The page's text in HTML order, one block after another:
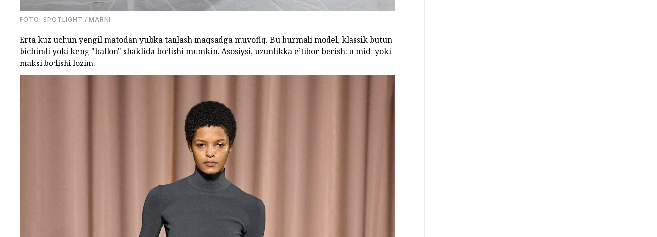
FOTO: SPOTLIGHT / MARNI
Erta kuz uchun yengil matodan yubka tanlash maqsadga muvofiq. Bu burmali model, klassik butun
bichimli yoki keng "ballon" shaklida bo‘lishi mumkin. Asosiysi, uzunlikka e’tibor berish: u midi yoki
maksi bo‘lishi lozim.